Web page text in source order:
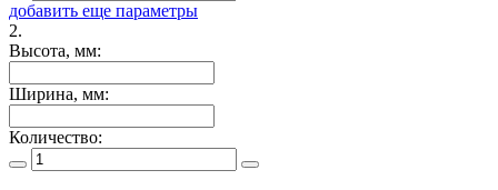
добавить еще параметры
2.
Высота, мм:
Ширина, мм:
Количество: